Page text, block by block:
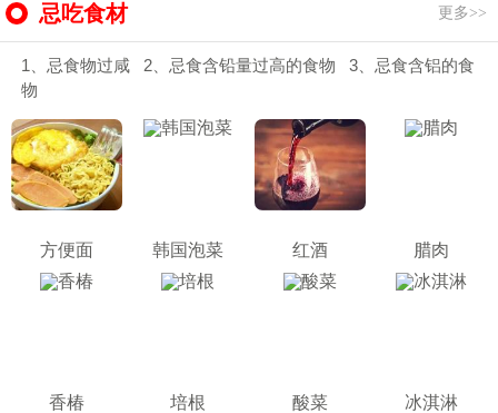
忌吃食材 更多>>
1、忌食物过咸 2、忌食含铅量过高的食物 3、忌食含铝的食
物
方便面 韩国泡菜 红酒 腊肉
香椿 培根 酸菜 冰淇淋